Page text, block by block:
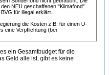
NEU geschaffenen "Klimafond"
für illegal erklärt.
die Kosten z.B. für einen U-
eine Verpflichtung (bei
ein Gesamtbudget für die
Geld alle ist, gibt es keine